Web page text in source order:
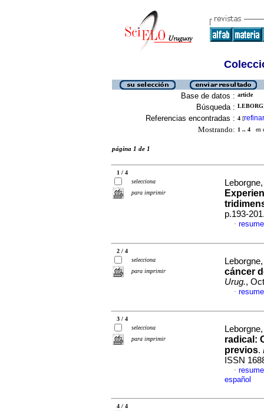
Base de datos : article
Búsqueda :
Referencias encontradas : 4 [refinar
Mostrando: 1 .. 4 en
página 1 de 1
1 / 4
selecciona
para imprimir
p.193-
·
2 / 4
selecciona
para imprimir
cáncer
Urug.,
·
3 / 4
selecciona
para imprimir
radical :
previos.
ISSN
·
español
4 / 4